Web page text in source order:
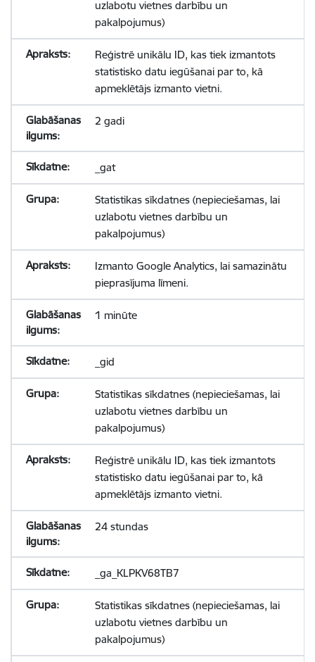
uzlabotu vietnes darbību un
pakalpojumus)
Reģistrē unikālu ID, kas tiek izmantots
statistisko datu iegūšanai par to, kā
apmeklētājs izmanto vietni.
2 gadi
_gat
Statistikas sīkdatnes (nepieciešamas, lai
uzlabotu vietnes darbību un
pakalpojumus)
Izmanto Google Analytics, lai samazinātu
pieprasījuma līmeni.
1 minūte
_gid
Statistikas sīkdatnes (nepieciešamas, lai
uzlabotu vietnes darbību un
pakalpojumus)
Reģistrē unikālu ID, kas tiek izmantots
statistisko datu iegūšanai par to, kā
apmeklētājs izmanto vietni.
24 stundas
_ga_KLPKV68TB7
Statistikas sīkdatnes (nepieciešamas, lai
uzlabotu vietnes darbību un
pakalpojumus)